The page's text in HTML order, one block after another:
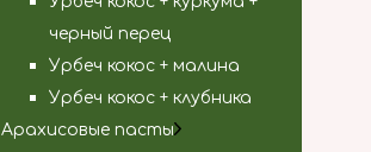
черный перец
Урбеч кокос + малина
Урбеч кокос + клубника
Арахисовые пасты